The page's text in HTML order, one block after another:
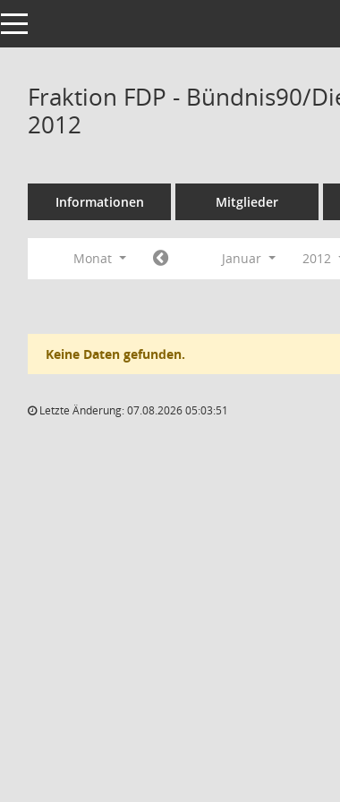
Toggle navigation
Fraktion FDP - Bündnis90/
2012
Informationen Mitglieder
Monat Januar 2012
Keine Daten gefunden.
Letzte Änderung: 07.08.2026 05:03:51